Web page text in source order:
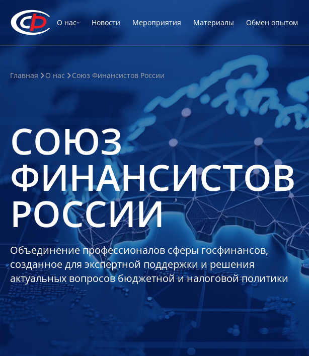
О нас Новости Мероприятия Материалы Обмен опытом
Главная О нас Союз Финансистов России
СОЮЗ
ФИНАНСИСТОВ
РОССИИ
Объединение профессионалов сферы госфинансов,
созданное для экспертной поддержки и решения
актуальных вопросов бюджетной и налоговой политики